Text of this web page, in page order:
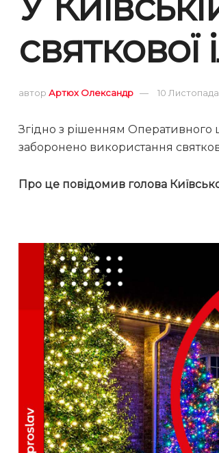
святкової
автор Артюх Олександр 10
Згідно з рішенням Оперативного
заборонено використання
Про це повідомив голова